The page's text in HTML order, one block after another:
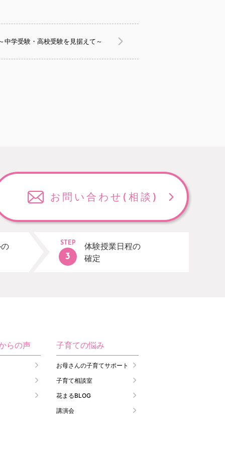
学受験・高校受験を見据えて～
お問い合わせ (相談)
STEP
体験授業日程の
確定
らの声 子育ての悩み
お母さんの子育てサポート
子育て相談室
花まるBLOG
講演会